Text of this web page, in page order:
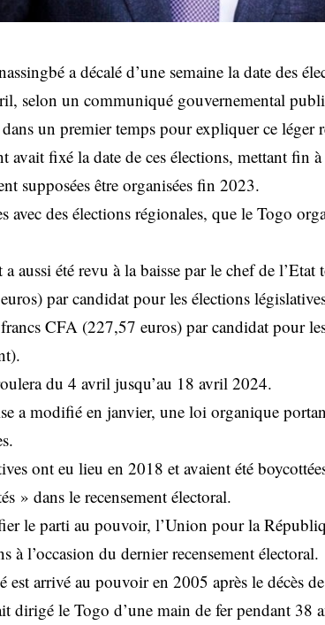
a décalé d’une semaine la date des
selon un communiqué gouvernemental
un premier temps pour expliquer ce léger
fixé la date de ces élections, mettant fin à
supposées être organisées fin 2023.
avec des élections régionales, que le Togo
aussi été revu à la baisse par le chef de
par candidat pour les élections
CFA (227,57 euros) par candidat pour
du 4 avril jusqu’au 18 avril 2024.
a modifié en janvier, une loi organique
ont eu lieu en 2018 et avaient été
» dans le recensement électoral.
le parti au pouvoir, l’Union pour la
à l’occasion du dernier recensement électoral.
est arrivé au pouvoir en 2005 après le décès
dirigé le Togo d’une main de fer pendant 38